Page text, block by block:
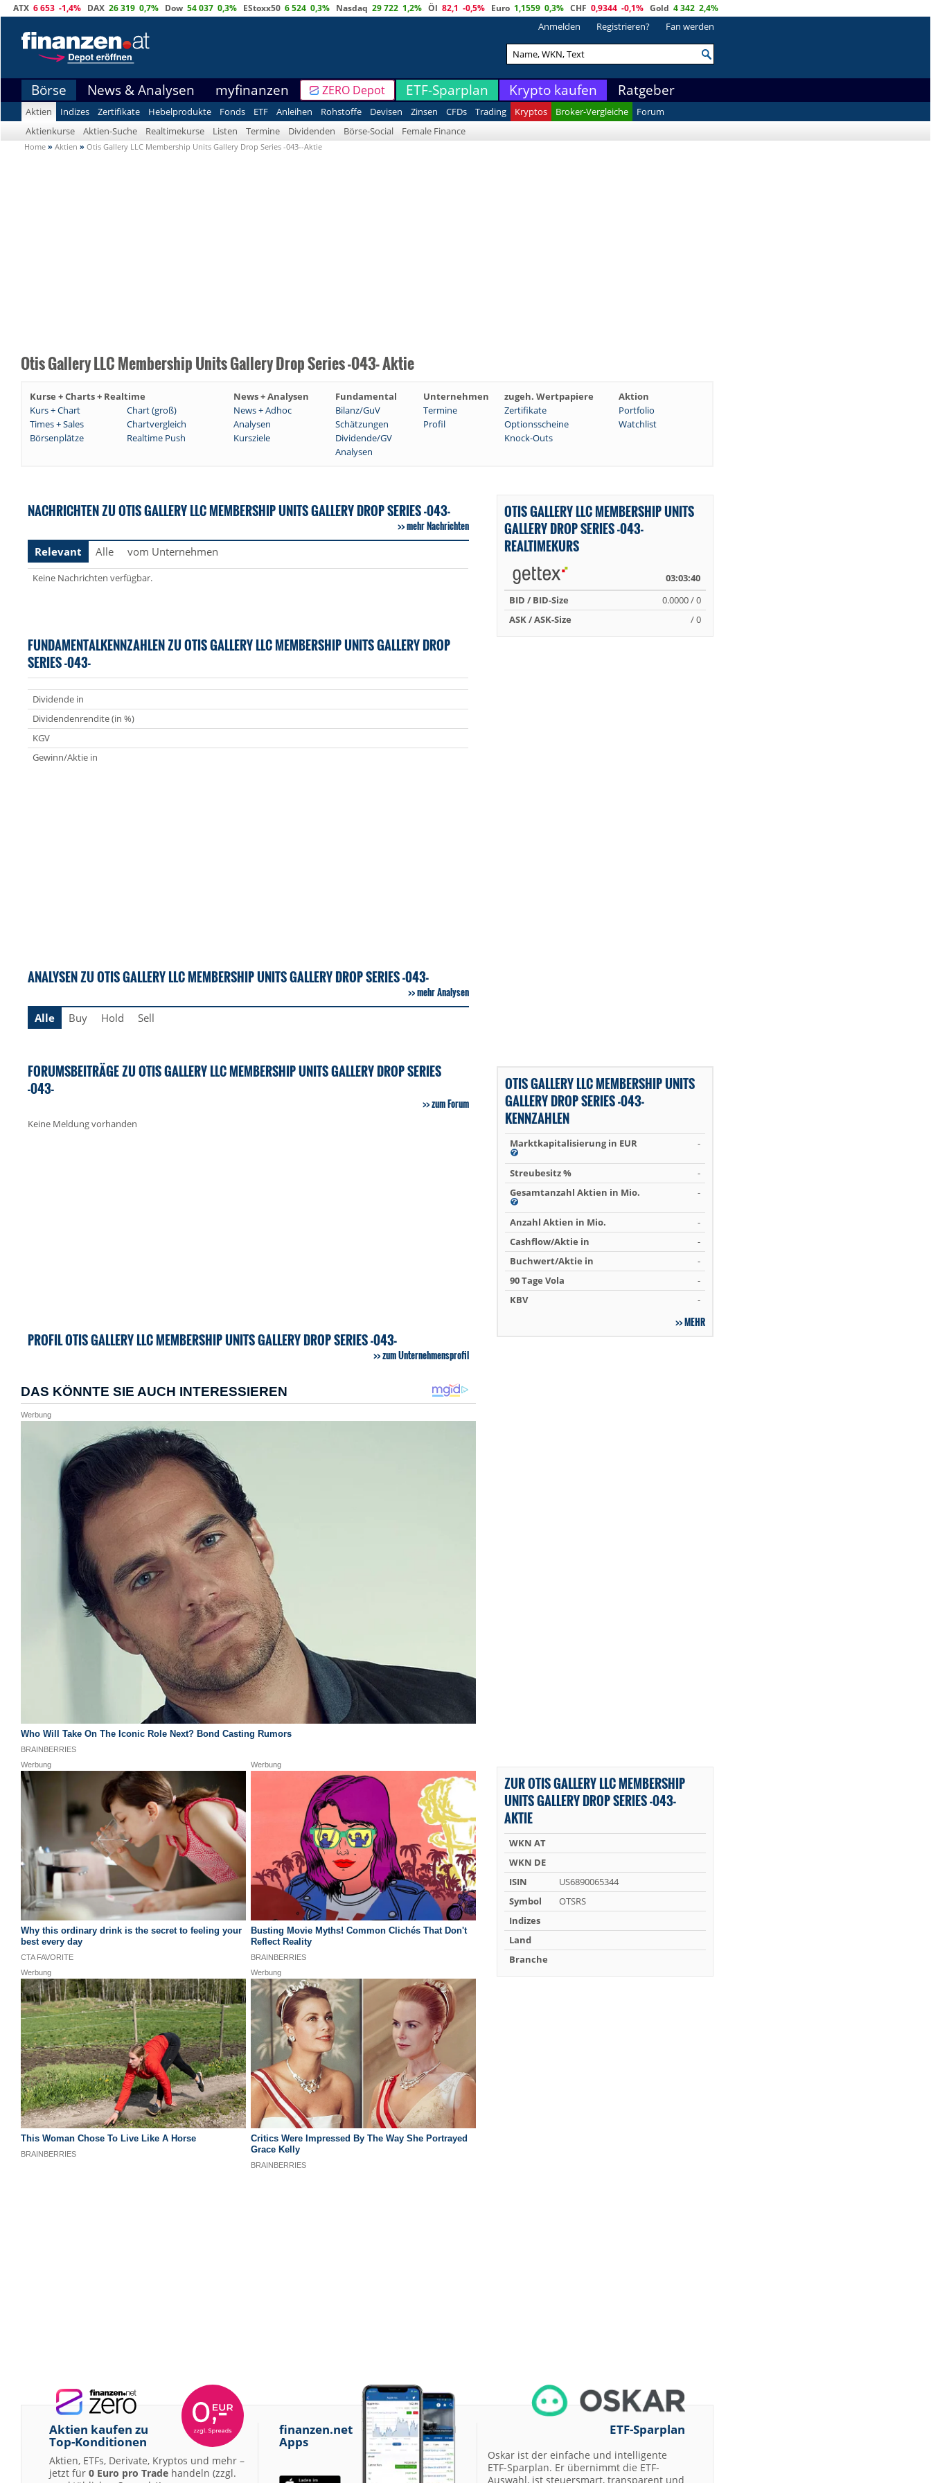
ATX 6 653 -1,4% DAX 26 319 0,7% Dow 54 037 0,3% EStoxx50 6 524 0,3% Nasdaq 29 722 1,2% Öl 82,1 -0,5% Euro 1,1559 0,3% CHF 0,9344 -0,1% Gold 4 342 2,4%
Anmelden Registrieren? Fan werden
Börse News & Analysen myfinanzen ZERO Depot ETF-Sparplan Krypto kaufen Ratgeber
Aktien Indizes Zertifikate Hebelprodukte Fonds ETF Anleihen Rohstoffe Devisen Zinsen CFDs Trading Kryptos Broker-Vergleiche
Forum
Aktienkurse
Aktien-Suche Realtimekurse Listen Termine Dividenden Börse-Social Female Finance
Home » Aktien » Otis Gallery LLC Membership Units Gallery Drop Series -043--Aktie
Otis Gallery LLC Membership Units Gallery Drop Series -043- Aktie
Kurse + Charts + Realtime News + Analysen Fundamental Unternehmen zugeh. Wertpapiere
Aktion
Kurs + Chart
Chart (groß) News + Adhoc Bilanz/GuV Termine Zertifikate
Portfolio
Times + Sales
Chartvergleich Analysen Schätzungen Profil Optionsscheine
Watchlist
Börsenplätze
Realtime Push Kursziele Dividende/GV
Knock-Outs
Analysen
NACHRICHTEN ZU OTIS GALLERY LLC MEMBERSHIP UNITS GALLERY DROP SERIES -043-
mehr Nachrichten
Relevant
Alle vom Unternehmen
Keine Nachrichten verfügbar.
FUNDAMENTALKENNZAHLEN ZU OTIS GALLERY LLC MEMBERSHIP UNITS GALLERY DROP
SERIES -043-
Dividende in
Dividendenrendite (in %)
KGV
Gewinn/Aktie in
ANALYSEN ZU OTIS GALLERY LLC MEMBERSHIP UNITS GALLERY DROP SERIES -043-
mehr Analysen
Alle
Buy Hold Sell
FORUMSBEITRÄGE ZU OTIS GALLERY LLC MEMBERSHIP UNITS GALLERY DROP SERIES
-043-
zum Forum
Keine Meldung vorhanden
PROFIL OTIS GALLERY LLC MEMBERSHIP UNITS GALLERY DROP SERIES -043-
zum Unternehmensprofil
OTIS GALLERY LLC MEMBERSHIP UNITS
GALLERY DROP SERIES -043-
REALTIMEKURS
03:03:40
BID / BID-Size
0.0000 / 0
ASK / ASK-Size
/ 0
OTIS GALLERY LLC MEMBERSHIP UNITS
GALLERY DROP SERIES -043-
KENNZAHLEN
Marktkapitalisierung in EUR -
Streubesitz %
-
Gesamtanzahl Aktien in Mio.
-
Anzahl Aktien in Mio.
-
Cashflow/Aktie in
-
Buchwert/Aktie in
-
90 Tage Vola
-
KBV
-
MEHR
ZUR OTIS GALLERY LLC MEMBERSHIP
UNITS GALLERY DROP SERIES -043-
AKTIE
WKN AT
WKN DE
ISIN
US6890065344
Symbol
OTSRS
Indizes
Land
Branche
Aktien kaufen zu
Top-Konditionen
Aktien, ETFs, Derivate, Kryptos und mehr –
jetzt für 0 Euro pro Trade handeln (zzgl.
finanzen.net
Apps
ETF-Sparplan
Oskar ist der einfache und intelligente
ETF-Sparplan. Er übernimmt die ETF-
Auswahl, ist steuersmart, transparent und